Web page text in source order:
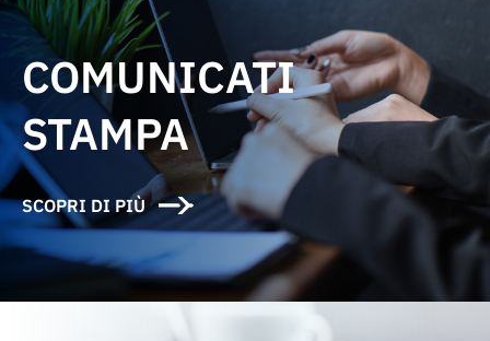
COMUNICATI
STAMPA
SCOPRI DI PIÙ